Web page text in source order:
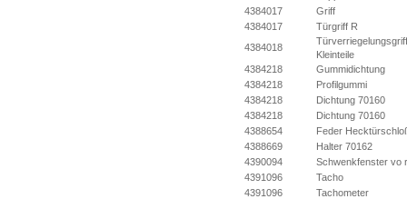
4384017
Griff
4384017
Türgriff R
4384018
Kleinteile
4384218
Gummidichtung
4384218
Profilgummi
4384218
Dichtung 70160
4384218
Dichtung 70160
4388654
Feder
4388669
Halter 70162
4390094
Schwenkfenster vo
4391096
Tacho
4391096
Tachometer